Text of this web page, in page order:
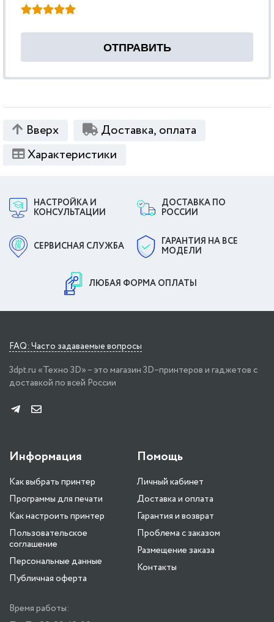
Вверх
Доставка, оплата
Характеристики
НАСТРОЙКА И
КОНСУЛЬТАЦИИ
ДОСТАВКА ПО
РОССИИ
СЕРВИСНАЯ СЛУЖБА
ГАРАНТИЯ НА ВСЕ
МОДЕЛИ
ЛЮБАЯ ФОРМА ОПЛАТЫ
FAQ: Часто задаваемые вопросы
3dpt.ru «Техно 3D» – это магазин 3D–принтеров и гаджетов с
доставкой по всей России
Информация
Как выбрать принтер
Программы для печати
Как настроить принтер
Пользовательское
соглашение
Персональные данные
Публичная оферта
Помощь
Личный кабинет
Доставка и оплата
Гарантия и возврат
Проблема с заказом
Размещение заказа
Контакты
Время работы: